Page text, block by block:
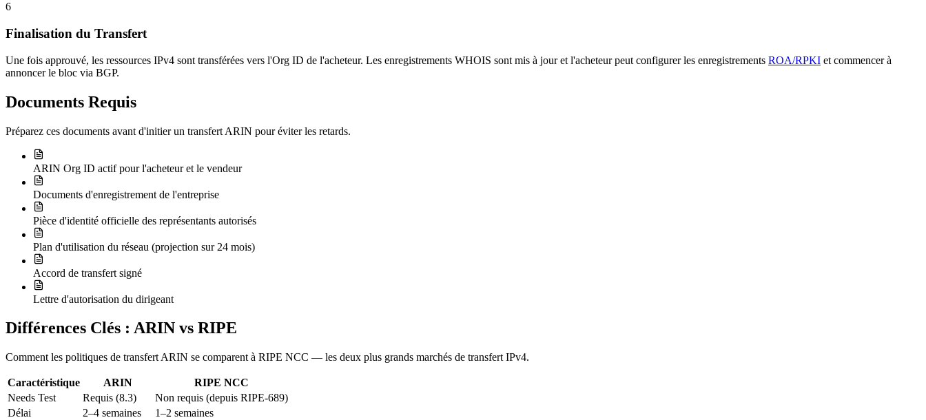
6
Finalisation du Transfert
Une fois approuvé, les ressources IPv4 sont transférées vers l'Org ID de l'acheteur. Les enregistrements WHOIS sont mis à jour et l'acheteur peut configurer les enregistrements ROA/RPKI et commencer à
annoncer le bloc via BGP.
Documents Requis
Préparez ces documents avant d'initier un transfert ARIN pour éviter les retards.
ARIN Org ID actif pour l'acheteur et le vendeur
Documents d'enregistrement de l'entreprise
Pièce d'identité officielle des représentants autorisés
Plan d'utilisation du réseau (projection sur 24 mois)
Accord de transfert signé
Lettre d'autorisation du dirigeant
Différences Clés : ARIN vs RIPE
Comment les politiques de transfert ARIN se comparent à RIPE NCC — les deux plus grands marchés de transfert IPv4.
Caractéristique ARIN
RIPE NCC
Needs Test
Requis (8.3)
Non requis (depuis RIPE-689)
Délai
2–4 semaines
1–2 semaines